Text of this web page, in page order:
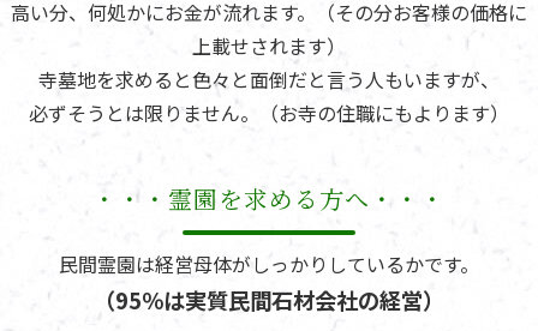
高い分、何処かにお金が流れます。（その分お客様の価格に
上載せされます）
寺墓地を求めると色々と面倒だと言う人もいますが、
必ずそうとは限りません。（お寺の住職にもよります）
・・・霊園を求める方へ・・・
民間霊園は経営母体がしっかりしているかです。
（95％は実質民間石材会社の経営）